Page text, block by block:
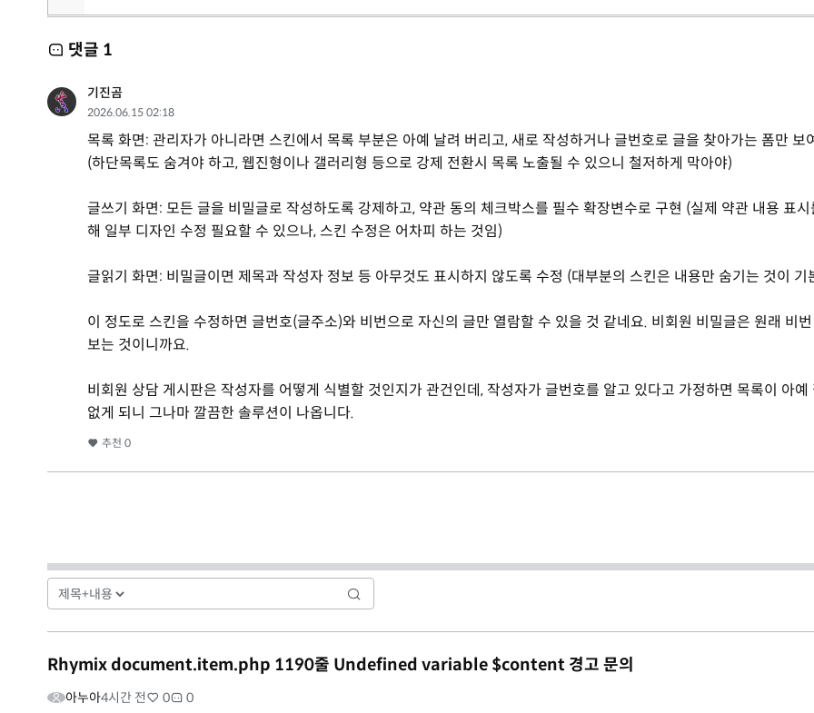
댓글 1
기진곰
2026.06.15 02:18
목록 화면: 관리자가 아니라면 스킨에서 목록 부분은 아예 날려 버리고, 새로 작성하거나 글번호로 글을 찾아가는 폼만 보
(하단목록도 숨겨야 하고, 웹진형이나 갤러리형 등으로 강제 전환시 목록 노출될 수 있으니 철저하게 막아야)
글쓰기 화면: 모든 글을 비밀글로 작성하도록 강제하고, 약관 동의 체크박스를 필수 확장변수로 구현 (실제 약관 내용 표
해 일부 디자인 수정 필요할 수 있으나, 스킨 수정은 어차피 하는 것임)
글읽기 화면: 비밀글이면 제목과 작성자 정보 등 아무것도 표시하지 않도록 수정 (대부분의 스킨은 내용만 숨기는 것이 기
이 정도로 스킨을 수정하면 글번호(글주소)와 비번으로 자신의 글만 열람할 수 있을 것 같네요. 비회원 비밀글은 원래 비
보는 것이니까요.
비회원 상담 게시판은 작성자를 어떻게 식별할 것인지가 관건인데, 작성자가 글번호를 알고 있다고 가정하면 목록이 아예
없게 되니 그나마 깔끔한 솔루션이 나옵니다.
추천 0
Rhymix document.item.php 1190줄 Undefined variable $content 경고 문의
아누아4시간 전 0 0